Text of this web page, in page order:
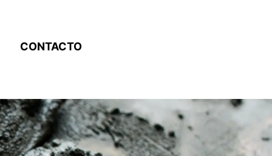
CONTACTO